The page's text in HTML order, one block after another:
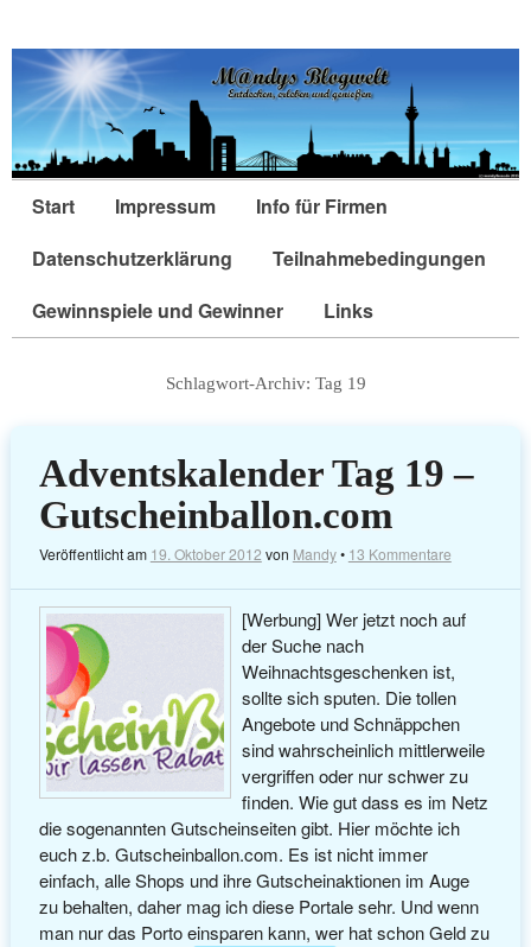
Start Impressum
Info für Firmen
Datenschutzerklärung
Teilnahmebedingungen
Gewinnspiele und Gewinner
Links
Schlagwort-Archiv: Tag 19
Adventskalender Tag 19 –
Gutscheinballon.com
Veröffentlicht am 19. Oktober 2012 von Mandy• 13 Kommentare
[Werbung] Wer jetzt noch auf
der Suche nach
Weihnachtsgeschenken ist,
sollte sich sputen. Die tollen
Angebote und Schnäppchen
sind wahrscheinlich mittlerweile
vergriffen oder nur schwer zu
finden. Wie gut dass es im Netz
die sogenannten Gutscheinseiten gibt. Hier möchte ich
euch z.b. Gutscheinballon.com. Es ist nicht immer
einfach, alle Shops und ihre Gutscheinaktionen im Auge
zu behalten, daher mag ich diese Portale sehr. Und wenn
man nur das Porto einsparen kann, wer hat schon Geld zu